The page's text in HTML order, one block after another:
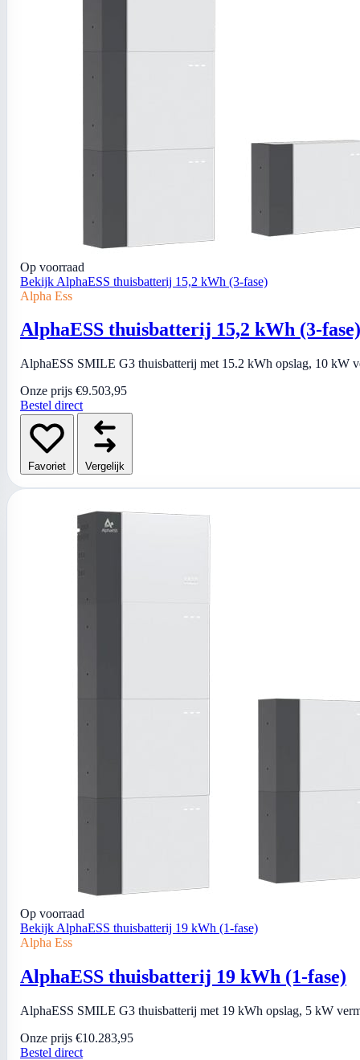
Op voorraad
Bekijk AlphaESS thuisbatterij 15,2 kWh (3-fase)
Alpha Ess
AlphaESS thuisbatterij 15,2 kWh (3-fase)
AlphaESS SMILE G3 thuisbatterij met 15.2 kWh opslag, 10 kW
Onze prijs €9.503,95
Bestel direct
Favoriet Vergelijk
Op voorraad
Bekijk AlphaESS thuisbatterij 19 kWh (1-fase)
Alpha Ess
AlphaESS thuisbatterij 19 kWh (1-fase)
AlphaESS SMILE G3 thuisbatterij met 19 kWh opslag, 5 kW
Onze prijs €10.283,95
Bestel direct